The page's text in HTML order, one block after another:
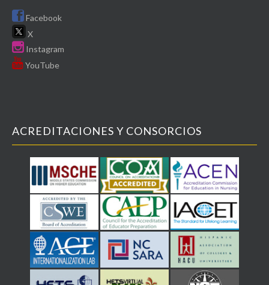
Facebook
X
Instagram
YouTube
ACREDITACIONES Y CONSORCIOS